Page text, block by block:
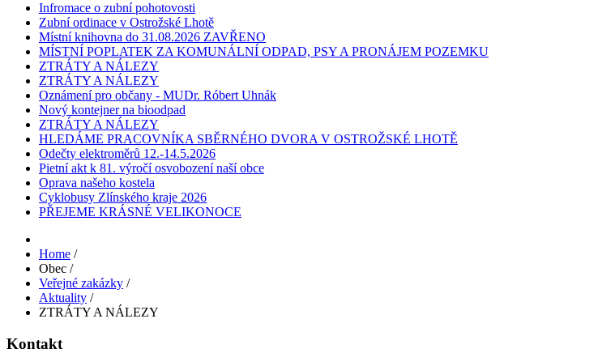
Infromace o zubní pohotovosti
Zubní ordinace v Ostrožské Lhotě
Místní knihovna do 31.08.2026 ZAVŘENO
MÍSTNÍ POPLATEK ZA KOMUNÁLNÍ ODPAD, PSY A PRONÁJEM POZEMKU
ZTRÁTY A NÁLEZY
ZTRÁTY A NÁLEZY
Oznámení pro občany - MUDr. Róbert Uhnák
Nový kontejner na bioodpad
ZTRÁTY A NÁLEZY
HLEDÁME PRACOVNÍKA SBĚRNÉHO DVORA V OSTROŽSKÉ LHOTĚ
Odečty elektroměrů 12.-14.5.2026
Pietní akt k 81. výročí osvobození naší obce
Oprava našeho kostela
Cyklobusy Zlínského kraje 2026
PŘEJEME KRÁSNÉ VELIKONOCE
Home /
Obec /
Veřejné zakázky /
Aktuality /
ZTRÁTY A NÁLEZY
Kontakt